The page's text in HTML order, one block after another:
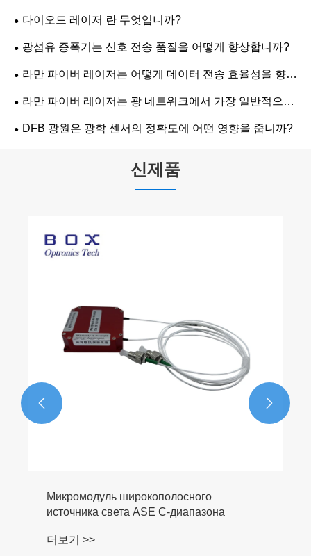
다이오드 레이저 란 무엇입니까?
광섬유 증폭기는 신호 전송 품질을 어떻게 향상합니까?
라만 파이버 레이저는 어떻게 데이터 전송 효율성을 향상
합니까?
라만 파이버 레이저는 광 네트워크에서 가장 일반적으로
사용되는 곳은 어디입니까?
DFB 광원은 광학 센서의 정확도에 어떤 영향을 줍니까?
신제품
Микромодуль широкополосного
источника света ASE C-диапазона
더보기 >>
 